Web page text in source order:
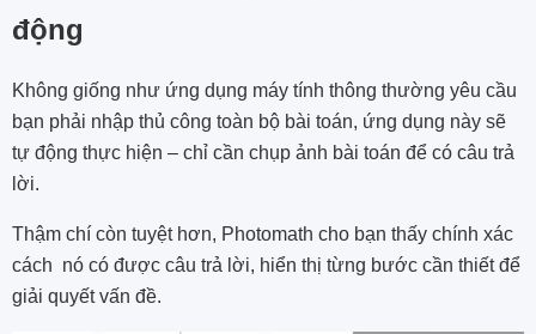
động
Không giống như ứng dụng máy tính thông thường yêu cầu
bạn phải nhập thủ công toàn bộ bài toán, ứng dụng này sẽ
tự động thực hiện – chỉ cần chụp ảnh bài toán để có câu trả
lời.
Thậm chí còn tuyệt hơn, Photomath cho bạn thấy chính xác
cách nó có được câu trả lời, hiển thị từng bước cần thiết để
giải quyết vấn đề.